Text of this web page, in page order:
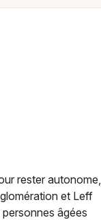
rester autonome,
et Leff
âgées